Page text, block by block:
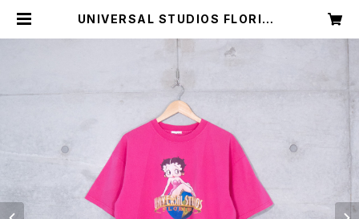
UNIVERSAL STUDIOS FLORIDA
| Mush online